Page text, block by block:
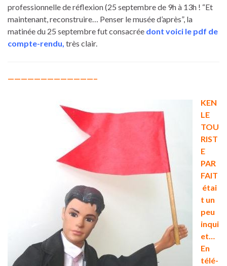
professionnelle de réflexion (25 septembre de 9h à 13h ! “Et
maintenant, reconstruire… Penser le musée d’après”, la
matinée du 25 septembre fut consacrée dont voici le pdf de
compte-rendu, très clair.
—————————————–
KEN
LE
TOU
RIST
E
PAR
FAIT
étai
t un
peu
inqui
et…
En
télé-